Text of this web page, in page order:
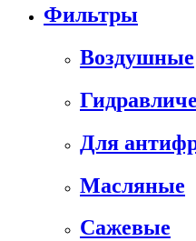
Фильтры
Воздушные
Для
Масляные
Сажевые